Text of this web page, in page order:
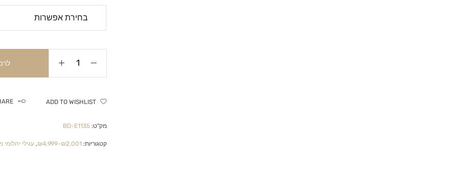
ADD TO WISHLIST
מק"ט: BD-E1135
קטגוריות: ₪2,001-₪4,999
, עגילי